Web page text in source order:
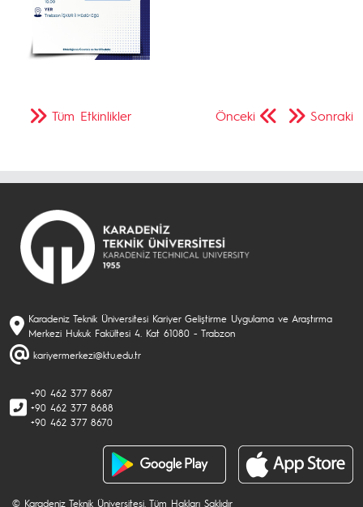
Önceki Sonraki
Tüm Etkinlikler
Karadeniz Teknik Üniversitesi Kariyer Geliştirme Uygulama ve Araştırma
Merkezi Hukuk Fakültesi 4. Kat 61080 - Trabzon
kariyermerkezi@ktu.edu.tr
+90 462 377 8687
+90 462 377 8688
+90 462 377 8670
© Karadeniz Teknik Üniversitesi. Tüm Hakları Saklıdır